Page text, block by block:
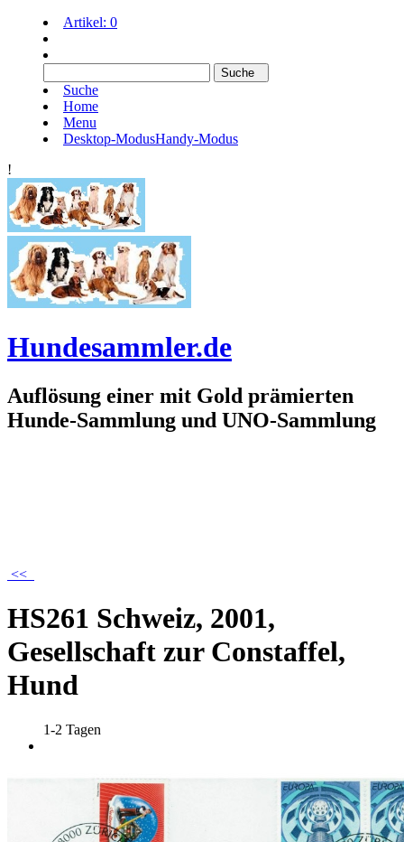
Artikel: 0
Suche
Home
Menu
Desktop-ModusHandy-Modus
!
Hundesammler.de
Auflösung einer mit Gold prämierten
Hunde-Sammlung und UNO-Sammlung
<<
HS261 Schweiz, 2001,
Gesellschaft zur Constaffel,
Hund
1-2 Tagen